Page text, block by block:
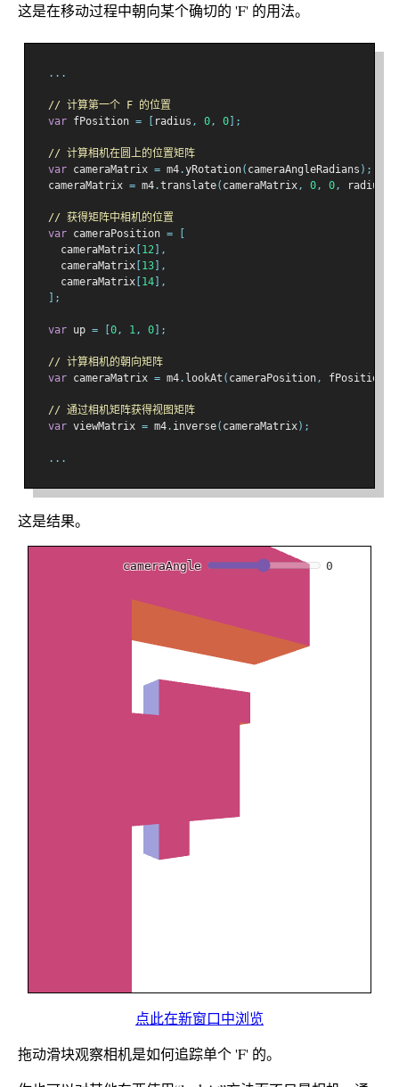
这是在移动过程中朝向某个确切的 'F' 的用法。
...
// 计算第一个 F 的位置
var fPosition = radius , 0, 0 ];
// 计算相机在圆上的位置矩阵
var cameraMatrix = m4.yRotation( cameraAngleRadians );
  cameraMatrix
= m4.translate( cameraMatrix, 0, 0, radius
// 获得矩阵中相机的位置
var cameraPosition =
    cameraMatrix
12 ],
    cameraMatrix
13 ],
    cameraMatrix
14 ],
];
var up = 0, 1, 0 ];
// 计算相机的朝向矩阵
var cameraMatrix = m4. lookAt ( cameraPosition, fPosition
// 通过相机矩阵获得视图矩阵
var viewMatrix = m4. inverse( cameraMatrix);
...
这是结果。
点此在新窗口中浏览
拖动滑块观察相机是如何追踪单个 'F' 的。